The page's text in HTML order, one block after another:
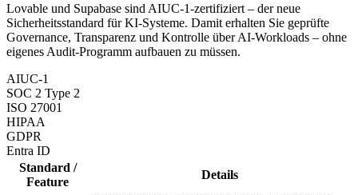
Lovable und Supabase sind AIUC-1-zertifiziert – der neue
Sicherheitsstandard für KI-Systeme. Damit erhalten Sie geprüfte
Governance, Transparenz und Kontrolle über AI-Workloads – ohne
eigenes Audit-Programm aufbauen zu müssen.
AIUC-1
SOC 2 Type 2
ISO 27001
HIPAA
GDPR
Entra ID
Standard /
Feature
Details